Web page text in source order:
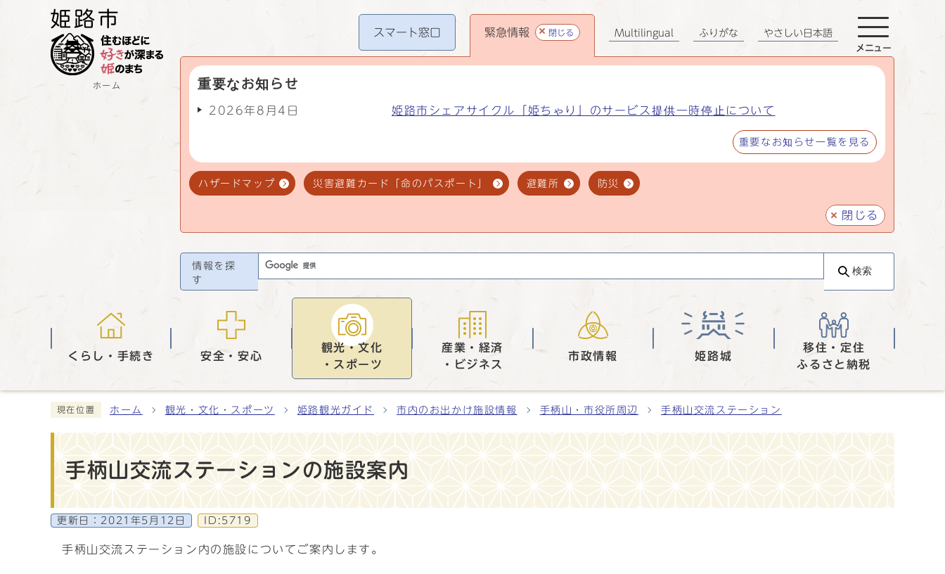
ホーム
スマート窓口 緊急情報 閉じる
重要なお知らせ
2026年8月4日 姫路市シェアサイクル「姫ちゃり」のサービス提供一時停止について
重要なお知らせ一覧を見る
ハザードマップ 災害避難カード「命のパスポート」 避難所 防災
閉じる
Multilingual ふりがな やさしい日本語
メニュー
情報を探
す
検索
くらし・手続き 安全・安心
観光・文化
・スポーツ
産業・経済
・ビジネス
市政情報 姫路城
移住・定住
ふるさと納税
現在位置 ホーム 観光・文化・スポーツ 姫路観光ガイド 市内のお出かけ施設情報 手柄山・市役所周辺 手柄山交流ステーション
手柄山交流ステーションの施設案内
更新日： 2021年5月12日 ID:5719
手柄山交流ステーション内の施設についてご案内します。